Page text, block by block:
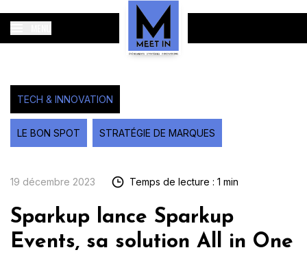
TECH & INNOVATION
LE BON SPOT STRATÉGIE DE MARQUES
19 décembre 2023 Temps de lecture : 1 min
Sparkup lance Sparkup
Events, sa solution All in One